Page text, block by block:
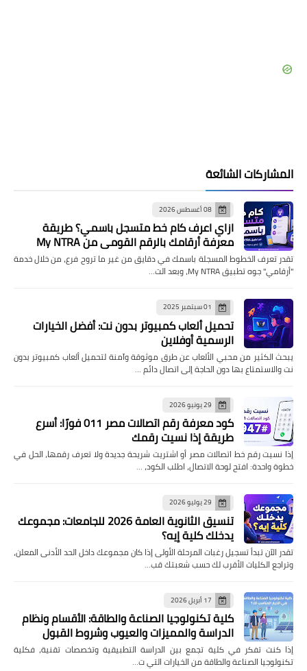
المشاركات الشائعة
08 أغسطس 2026
ازاي اعرف كام خط متسجل باسمي؟ طريقة
معرفة أرقامك بالرقم القومي من My NTRA
تقدر تعرف الخطوط المسجلة باسمك في دقايق من غير ما تروح فرع، من خلال خدمة
"أرقامي" جوه تطبيق My NTRA، وبعد الت…
01 سبتمبر 2025
تحميل ألعاب كمبيوتر بدون نت: أفضل الخيارات
الرسمية أوفلاين
يبحث الكثير من محبي الألعاب عن طرق موثوقة وآمنة لتحميل ألعاب كمبيوتر بدون
نت والاستمتاع بها دون الحاجة إلى اتصال دائم …
29 يونيو 2026
كود معرفة رقم اتصالات مصر 011 فورًا: أسرع
طريقة إذا نسيت رقمك
إذا نسيت رقم خط اتصالات مصر أو اشتريت شريحة جديدة ولا تعرف رقمها، الحل في
خطوة واحدة: افتح لوحة الاتصال، اطلب الكود، …
29 يوليو 2026
تنسيق الثانوية العامة 2026 للجامعات: مجموعك
يدخلك كلية إيه؟
تقدر الآن تبدأ تسجيل رغبات المرحلة الأولى إذا كان مجموعك داخل الحد الأدنى المعلن،
وتراجع الكليات الأقرب لك حسب شعبتك قب…
17 أبريل 2026
كلية تكنولوجيا الصناعة والطاقة: الأقسام ونظام
الدراسة والمميزات والعيوب وشروط القبول
إذا كنت تفكر في كلية تجمع بين الدراسة التطبيقية وتخصصات تقنية، فكلية
تكنولوجيا الصناعة والطاقة من الخيارات التي ت…